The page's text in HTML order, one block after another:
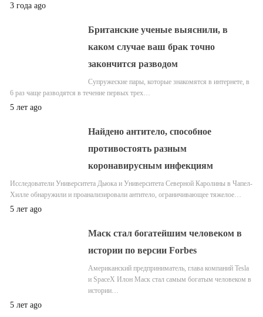
3 года ago
Британские ученые выяснили, в
каком случае ваш брак точно
закончится разводом
Супружеские пары, которые знакомятся в интернете, в
6 раз чаще разводятся в течение первых трех…
5 лет ago
Найдено антитело, способное
противостоять разным
коронавирусным инфекциям
Исследователи Университета Дьюка и Университета Северной Каролины в Чапел-
Хилле обнаружили и проанализировали антитело, ограничивающее тяжелое…
5 лет ago
Маск стал богатейшим человеком в
истории по версии Forbes
Американский предприниматель, глава компаний Tesla
и SpaceX Илон Маск стал самым богатым человеком в
истории…
5 лет ago